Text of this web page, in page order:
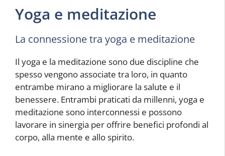
Yoga e meditazione
La connessione tra yoga e meditazione
Il yoga e la meditazione sono due discipline che
spesso vengono associate tra loro, in quanto
entrambe mirano a migliorare la salute e il
benessere. Entrambi praticati da millenni, yoga e
meditazione sono interconnessi e possono
lavorare in sinergia per offrire benefici profondi al
corpo, alla mente e allo spirito.